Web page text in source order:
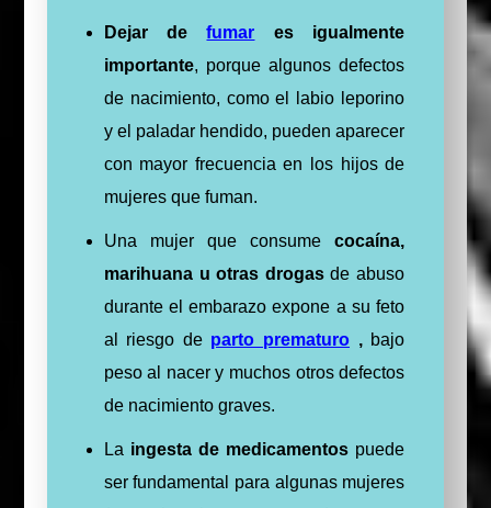
Dejar defumar es igualmente
importante, porque algunos defectos
de nacimiento, como el labio leporino
y el paladar hendido, pueden aparecer
con mayor frecuencia en los hijos de
mujeres que fuman.
Una mujer que consumecocaína,
marihuana u otras drogasde abuso
durante el embarazo expone a su feto
al riesgo de parto prematuro ,bajo
peso al nacer y muchos otros defectos
de nacimiento graves.
La ingesta de medicamentos puede
ser fundamental para algunas mujeres